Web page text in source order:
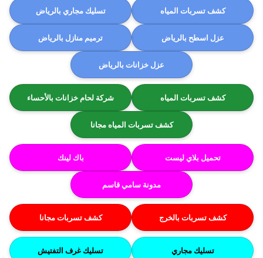
كشف تسربات المياه تسليك مجاري بالرياض
عزل اسطح بالرياض ترميم منازل بالرياض
عزل خزانات بالرياض
كشف تسربات المياه شركة لحام خزانات بالأحساء
كشف تسربات المياه مجانا
تحميل بلاي ليست باك لينك
مدونة سامي قاسم
كشف تسربات بالخرج كشف تسربات مجانا
تسليك مجاري تسليك غرف التفتيش